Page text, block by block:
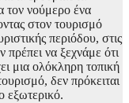
τον νούμερο ένα
στον τουρισμό
περιόδου, στις
πρέπει να ξεχνάμε ότι
μια ολόκληρη τοπική
δεν πρόκειται
εξωτερικό.